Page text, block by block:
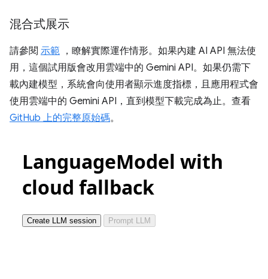
混合式展示
請參閱 示範 ，瞭解實際運作情形。如果內建 AI API 無法使
用，這個試用版會改用雲端中的 Gemini API。如果仍需下
載內建模型，系統會向使用者顯示進度指標，且應用程式會
使用雲端中的 Gemini API，直到模型下載完成為止。查看
GitHub 上的完整原始碼。